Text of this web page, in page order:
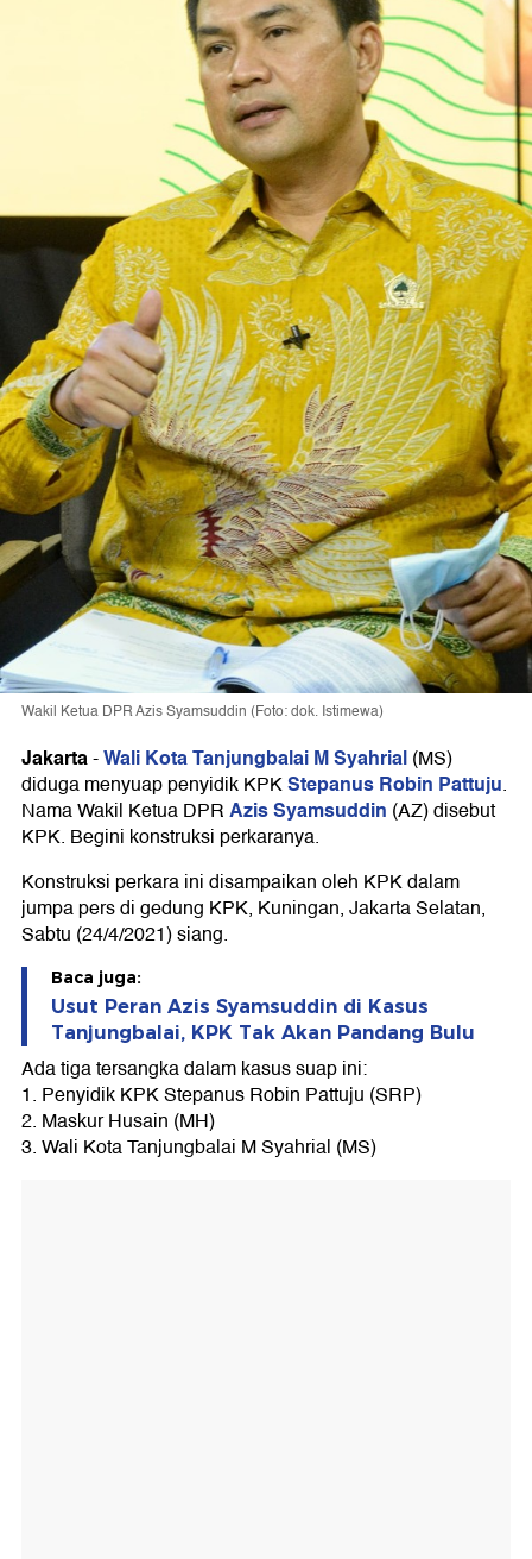
Wakil Ketua DPR Azis Syamsuddin (Foto: dok. Istimewa)
Jakarta-Wali Kota Tanjungbalai M Syahrial(MS)
diduga menyuap penyidik KPKStepanus Robin Pattuju.
Nama Wakil Ketua DPRAzis Syamsuddin (AZ) disebut
KPK. Begini konstruksi perkaranya.
Konstruksi perkara ini disampaikan oleh KPK dalam
jumpa pers di gedung KPK, Kuningan, Jakarta Selatan,
Sabtu (24/4/2021) siang.
Baca juga:
Usut Peran Azis Syamsuddin di Kasus
Tanjungbalai, KPK Tak Akan Pandang Bulu
Ada tiga tersangka dalam kasus suap ini:
1. Penyidik KPK Stepanus Robin Pattuju (SRP)
2. Maskur Husain (MH)
3. Wali Kota Tanjungbalai M Syahrial (MS)